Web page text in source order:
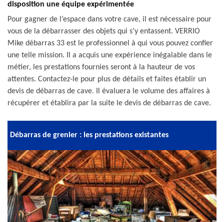
disposition une équipe expérimentée
Pour gagner de l’espace dans votre cave, il est nécessaire pour
vous de la débarrasser des objets qui s’y entassent. VERRIO
Mike débarras 33 est le professionnel à qui vous pouvez confier
une telle mission. Il a acquis une expérience inégalable dans le
métier, les prestations fournies seront à la hauteur de vos
attentes. Contactez-le pour plus de détails et faites établir un
devis de débarras de cave. Il évaluera le volume des affaires à
récupérer et établira par la suite le devis de débarras de cave.
Débarras de grenier : les prestations existantes